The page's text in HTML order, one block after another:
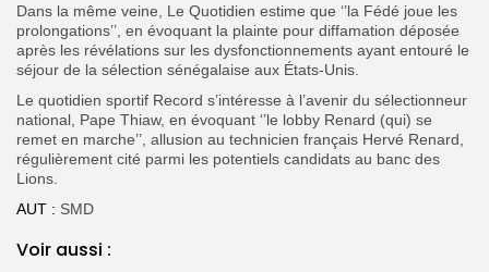
Dans la même veine, Le Quotidien estime que ‘’la Fédé joue les
prolongations’’, en évoquant la plainte pour diffamation déposée
après les révélations sur les dysfonctionnements ayant entouré le
séjour de la sélection sénégalaise aux États-Unis.
Le quotidien sportif Record s’intéresse à l’avenir du sélectionneur
national, Pape Thiaw, en évoquant ‘’le lobby Renard (qui) se
remet en marche’’, allusion au technicien français Hervé Renard,
régulièrement cité parmi les potentiels candidats au banc des
Lions.
AUT : SMD
Voir aussi :